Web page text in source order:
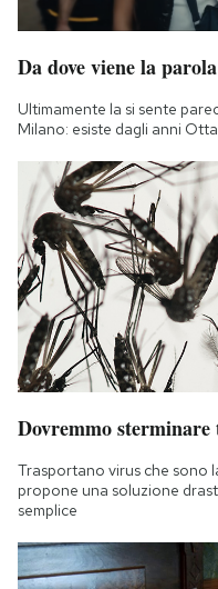
Da dove viene la
Ultimamente la si sente
Milano: esiste dagli anni
Dovremmo sterminare
Trasportano virus che sono
propone una soluzione
semplice